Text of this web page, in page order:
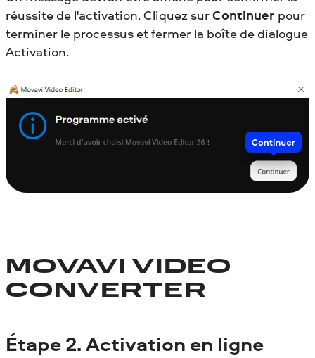
réussite de l'activation. Cliquez surContinuer pour
terminer le processus et fermer la boîte de dialogue
Activation.
MOVAVI VIDEO
CONVERTER
Étape 2. Activation en ligne